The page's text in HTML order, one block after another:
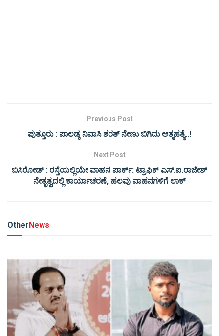
Previous Post
ಪುತ್ತೂರು : ಪಾಲಡ್ಕ ನಿವಾಸಿ ಶರತ್ ನೇಣು ಬಿಗಿದು ಆತ್ಮಹತ್ಯೆ..!
Next Post
ಬಿಸಿರೋಡ್ : ರಸ್ತೆಯಲ್ಲಿಯೇ ವಾಹನ ಪಾರ್ಕ್: ಟ್ರಾಫಿಕ್ ಎಸ್.ಐ.ರಾಜೇಶ್
ನೇತೃತ್ವದಲ್ಲಿ ಕಾರ್ಯಾಚರಣೆ, ಹಲವು ವಾಹನಗಳಿಗೆ ಲಾಕ್
OtherNews